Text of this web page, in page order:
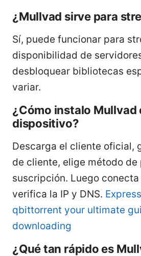
¿Mullvad sirve para
Sí, puede funcionar para
disponibilidad de
desbloquear bibliotecas
variar.
¿Cómo instalo Mullvad
dispositivo?
Descarga el cliente oficial,
de cliente, elige método
suscripción. Luego
verifica la IP y DNS.
qbittorrent your ultimate
downloading
¿Qué tan rápido es